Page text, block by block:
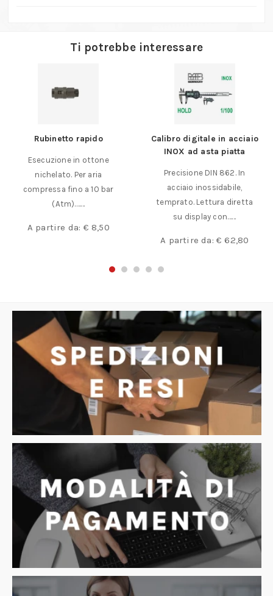
Ti potrebbe interessare
Rubinetto rapido
Esecuzione in ottone
nichelato. Per aria
compressa fino a 10 bar
(Atm).……
A partire da: € 8,50
Calibro digitale in acciaio
INOX ad asta piatta
Precisione DIN 862. In
acciaio inossidabile,
temprato. Lettura diretta
su display con……
A partire da: € 62,80